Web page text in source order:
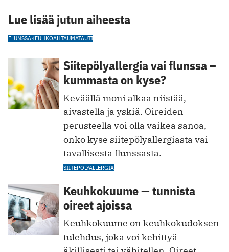
Lue lisää jutun aiheesta
FLUNSSAKEUHKOAHTAUMATAUTI
Siitepölyallergia vai flunssa –
kummasta on kyse?
Keväällä moni alkaa niistää,
aivastella ja yskiä. Oireiden
perusteella voi olla vaikea sanoa,
onko kyse siitepölyallergiasta vai
tavallisesta flunssasta.
SIITEPÖLYALLERGIA
Keuhkokuume — tunnista
oireet ajoissa
Keuhkokuume on keuhkokudoksen
tulehdus, joka voi kehittyä